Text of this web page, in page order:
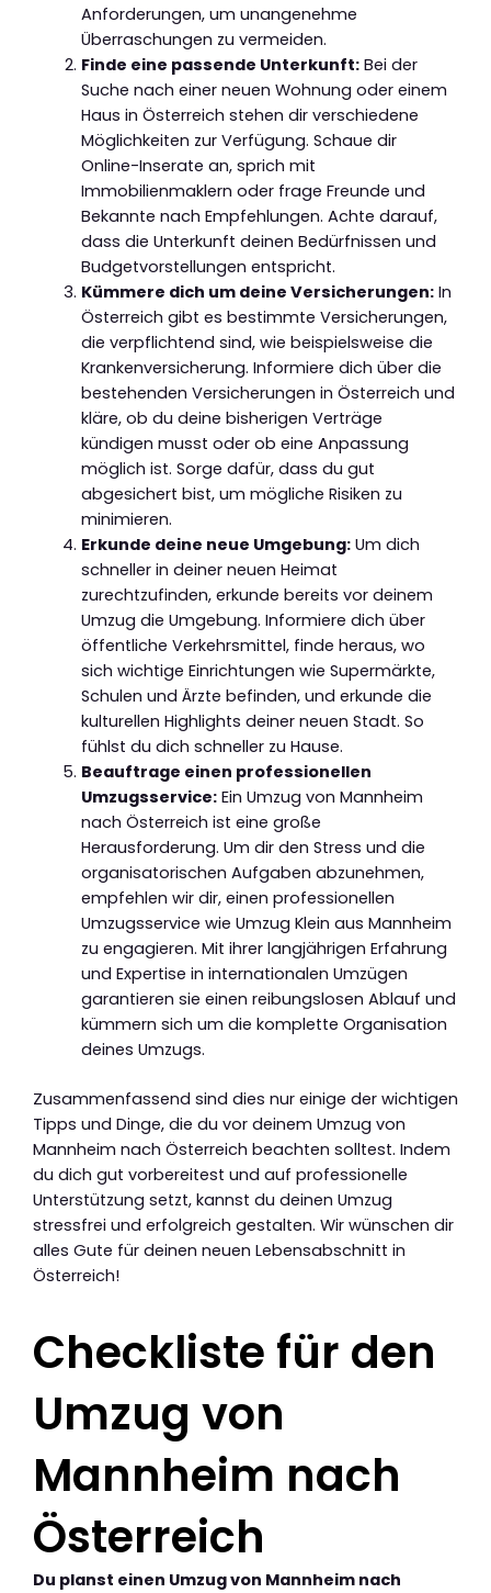
Anforderungen, um unangenehme
Überraschungen zu vermeiden.
Finde eine passende Unterkunft:Bei der
Suche nach einer neuen Wohnung oder einem
Haus in Österreich stehen dir verschiedene
Möglichkeiten zur Verfügung. Schaue dir
Online-Inserate an, sprich mit
Immobilienmaklern oder frage Freunde und
Bekannte nach Empfehlungen. Achte darauf,
dass die Unterkunft deinen Bedürfnissen und
Budgetvorstellungen entspricht.
Kümmere dich um deine Versicherungen:In
Österreich gibt es bestimmte Versicherungen,
die verpflichtend sind, wie beispielsweise die
Krankenversicherung. Informiere dich über die
bestehenden Versicherungen in Österreich und
kläre, ob du deine bisherigen Verträge
kündigen musst oder ob eine Anpassung
möglich ist. Sorge dafür, dass du gut
abgesichert bist, um mögliche Risiken zu
minimieren.
Erkunde deine neue Umgebung:Um dich
schneller in deiner neuen Heimat
zurechtzufinden, erkunde bereits vor deinem
Umzug die Umgebung. Informiere dich über
öffentliche Verkehrsmittel, finde heraus, wo
sich wichtige Einrichtungen wie Supermärkte,
Schulen und Ärzte befinden, und erkunde die
kulturellen Highlights deiner neuen Stadt. So
fühlst du dich schneller zu Hause.
Beauftrage einen professionellen
Umzugsservice:Ein Umzug von Mannheim
nach Österreich ist eine große
Herausforderung. Um dir den Stress und die
organisatorischen Aufgaben abzunehmen,
empfehlen wir dir, einen professionellen
Umzugsservice wie Umzug Klein aus Mannheim
zu engagieren. Mit ihrer langjährigen Erfahrung
und Expertise in internationalen Umzügen
garantieren sie einen reibungslosen Ablauf und
kümmern sich um die komplette Organisation
deines Umzugs.
Zusammenfassend sind dies nur einige der wichtigen
Tipps und Dinge, die du vor deinem Umzug von
Mannheim nach Österreich beachten solltest. Indem
du dich gut vorbereitest und auf professionelle
Unterstützung setzt, kannst du deinen Umzug
stressfrei und erfolgreich gestalten. Wir wünschen dir
alles Gute für deinen neuen Lebensabschnitt in
Österreich!
Checkliste für den
Umzug von
Mannheim nach
Österreich
Du planst einen Umzug von Mannheim nach